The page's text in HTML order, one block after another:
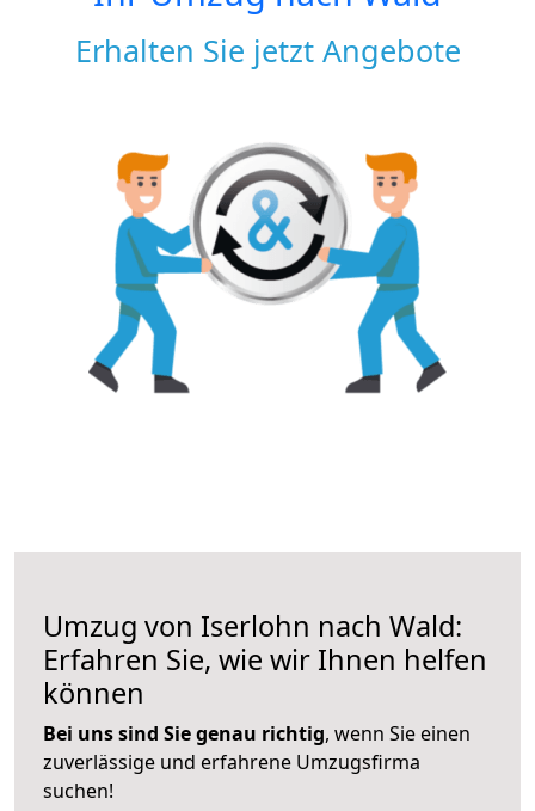
Erhalten Sie jetzt Angebote
Umzug von Iserlohn nach Wald:
Erfahren Sie, wie wir Ihnen helfen
können
Bei uns sind Sie genau richtig, wenn Sie einen
zuverlässige und erfahrene Umzugsfirma
suchen!